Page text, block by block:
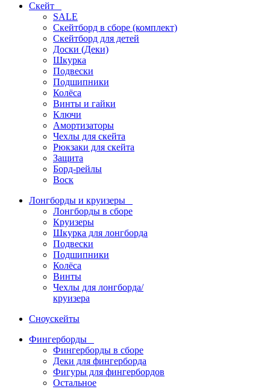
Скейт
SALE
Скейтборд в сборе (комплект)
Скейтборд для детей
Доски (Деки)
Шкурка
Подвески
Подшипники
Колёса
Винты и гайки
Ключи
Амортизаторы
Чехлы для скейта
Рюкзаки для скейта
Защита
Борд-рейлы
Воск
Лонгборды и круизеры
Лонгборды в сборе
Круизеры
Шкурка для лонгборда
Подвески
Подшипники
Колёса
Винты
Чехлы для лонгборда/
круизера
Сноускейты
Фингерборды
Фингерборды в сборе
Деки для фингерборда
Фигуры для фингербордов
Остальное